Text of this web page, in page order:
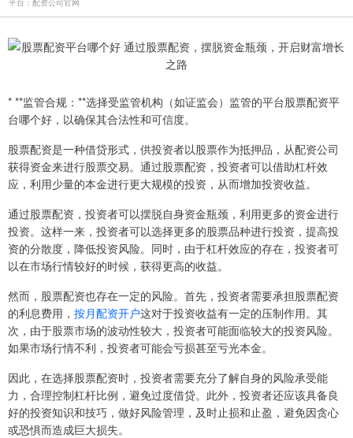
平台：配资公司官网
* **监管合规：**选择受监管机构（如证监会）监管的平台股票配资平
台哪个好，以确保其合法性和可信度。
股票配资是一种借贷形式，供投资者以股票作为抵押品，从配资公司
获得资金来进行股票交易。通过股票配资，投资者可以借助杠杆效
应，利用少量的本金进行更大规模的投资，从而增加投资收益。
通过股票配资，投资者可以摆脱自身资金瓶颈，利用更多的资金进行
投资。这样一来，投资者可以选择更多的股票品种进行投资，提高投
资的分散度，降低投资风险。同时，由于杠杆效应的存在，投资者可
以在市场行情较好的时候，获得更高的收益。
然而，股票配资也存在一定的风险。首先，投资者需要承担股票配资
的利息费用， 按月配资开户这对于投资收益有一定的压制作用。其
次，由于股票市场的波动性较大，投资者可能面临较大的投资风险。
如果市场行情不利，投资者可能会亏损甚至亏光本金。
因此，在选择股票配资时，投资者需要充分了解自身的风险承受能
力，合理控制杠杆比例，避免过度借贷。此外，投资者还应该具备良
好的投资知识和技巧，做好风险管理，及时止损和止盈，避免因贪心
或恐惧而造成巨大损失。